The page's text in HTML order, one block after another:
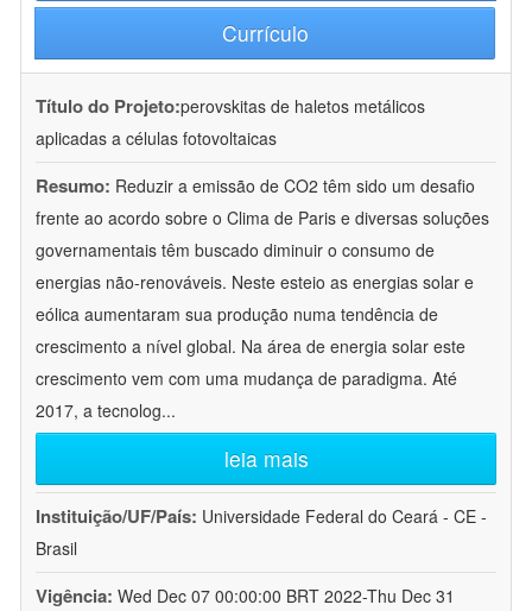
Currículo
Título do Projeto:perovskitas de haletos metálicos
aplicadas a células fotovoltaicas
Resumo: Reduzir a emissão de CO2 têm sido um desafio
frente ao acordo sobre o Clima de Paris e diversas soluções
governamentais têm buscado diminuir o consumo de
energias não-renováveis. Neste esteio as energias solar e
eólica aumentaram sua produção numa tendência de
crescimento a nível global. Na área de energia solar este
crescimento vem com uma mudança de paradigma. Até
2017, a tecnolog...
leia mais
Instituição/UF/País: Universidade Federal do Ceará - CE -
Brasil
Vigência: Wed Dec 07 00:00:00 BRT 2022-Thu Dec 31